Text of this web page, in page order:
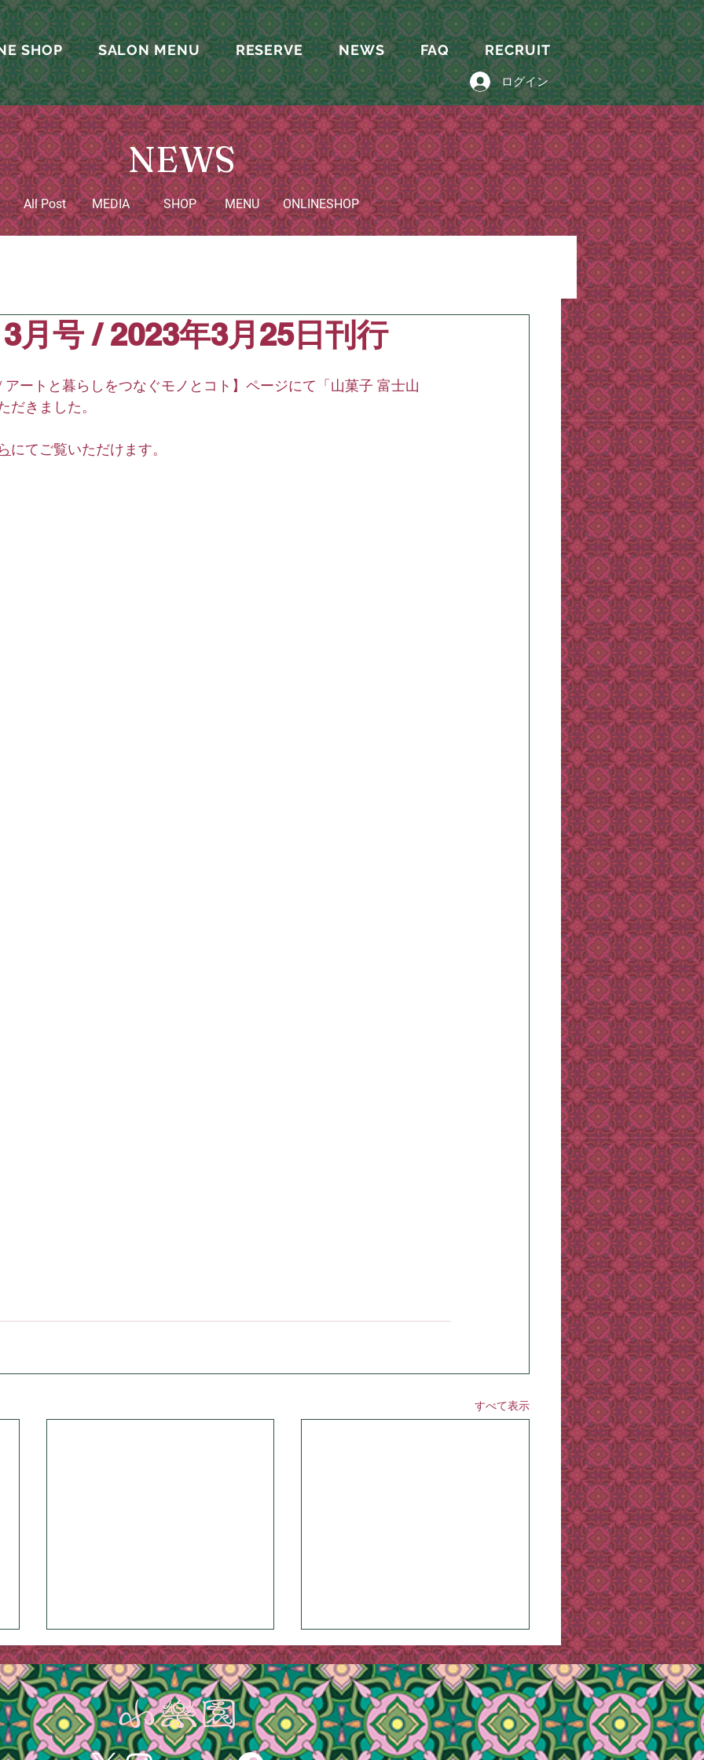
SHOP SALON MENU RESERVE NEWS FAQ RECRUIT
ログイン
NEWS
All Post MEDIA SHOP MENU ​ONLINESHOP
月号 / 2023年3月25日刊行
アートと暮らしをつなぐモノとコト】ページにて「山菓子 富士山
だきました。
にてご覧いただけます。
すべて表示